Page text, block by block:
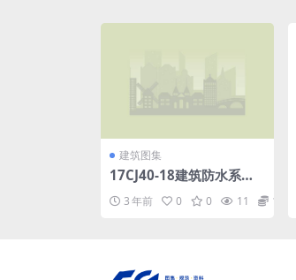
建筑图集
17CJ40-18建筑防水系统
3 年前 0 0 11 1.98